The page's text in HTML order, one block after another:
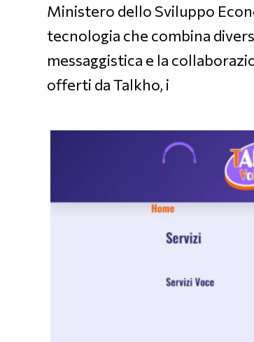
Ministero dello Sviluppo
tecnologia che combina
messaggistica e la
offerti da Talkho, i